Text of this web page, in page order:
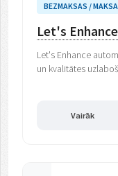
BEZMAKSAS /
Let's Enhance
Let's Enhance
un kvalitātes
Vairāk